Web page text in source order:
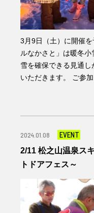
3月9日（土）に開催
ルなかさと」は暖冬
雪を確保できる見通
いただきます。 ご参
2024.01.08 EVENT
2/11 松之山温泉ス
トドアフェス～